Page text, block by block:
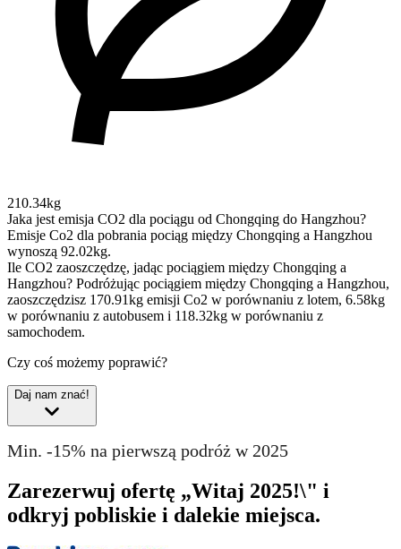
210.34kg
Jaka jest emisja CO2 dla pociągu od Chongqing do Hangzhou?
Emisje Co2 dla pobrania pociąg między Chongqing a Hangzhou
wynoszą 92.02kg.
Ile CO2 zaoszczędzę, jadąc pociągiem między Chongqing a
Hangzhou? Podróżując pociągiem między Chongqing a Hangzhou,
zaoszczędzisz 170.91kg emisji Co2 w porównaniu z lotem, 6.58kg
w porównaniu z autobusem i 118.32kg w porównaniu z
samochodem.
Czy coś możemy poprawić?
Daj nam znać!
Min. -15% na pierwszą podróż w 2025
Zarezerwuj ofertę „Witaj 2025!\" i
odkryj pobliskie i dalekie miejsca.